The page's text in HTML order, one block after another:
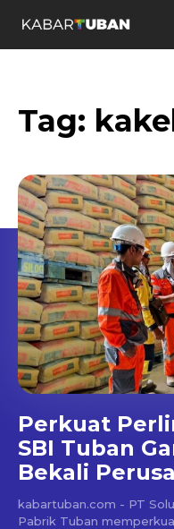
Tag:
Perkuat
SBI Tuban
Bekali
kabartuban.com - PT
Pabrik Tuban